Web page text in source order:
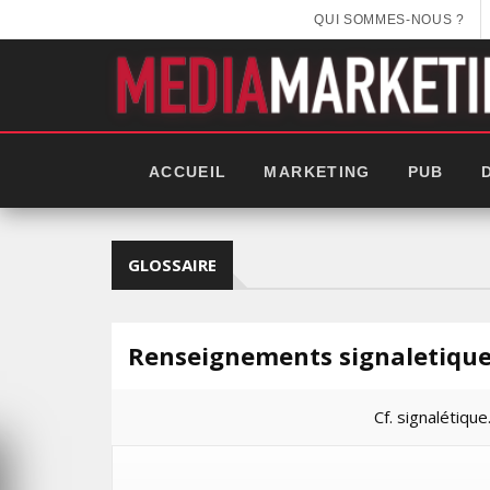
QUI SOMMES-NOUS ?
ACCUEIL MARKETING PUB
GLOSSAIRE
Renseignements
Cf. signalétique.